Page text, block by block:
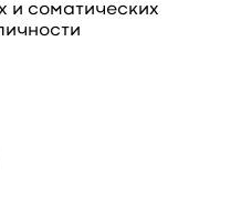
и соматических